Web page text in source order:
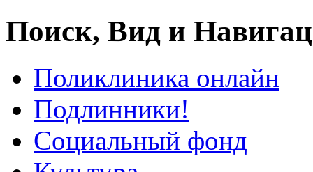
Поиск, Вид и
Поликлиника онлайн
Подлинники!
Социальный фонд